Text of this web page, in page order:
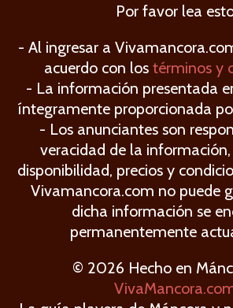
Por favor lea
- Al ingresar a
acuerdo con los términos y
- La información presentada
íntegramente proporcionada
- Los anunciantes son
veracidad de la
disponibilidad, precios y
Vivamancora.com no puede
dicha información se
permanentemente
© 2026 Hecho en